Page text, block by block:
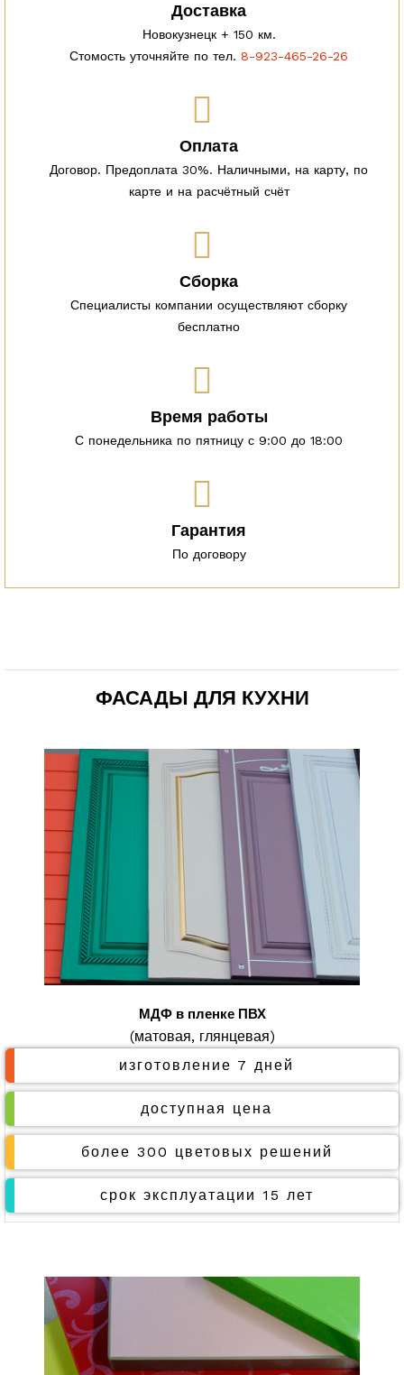
Доставка
Новокузнецк + 150 км.
Стомость уточняйте по тел. 8-923-465-26-26
Оплата
Договор. Предоплата 30%. Наличными, на карту, по
карте и на расчётный счёт
Сборка
Специалисты компании осуществляют сборку
бесплатно
Время работы
С понедельника по пятницу с 9:00 до 18:00
Гарантия
По договору
ФАСАДЫ ДЛЯ КУХНИ
МДФ в пленке ПВХ
(матовая, глянцевая)
изготовление 7 дней
доступная цена
более 300 цветовых решений
срок эксплуатации 15 лет